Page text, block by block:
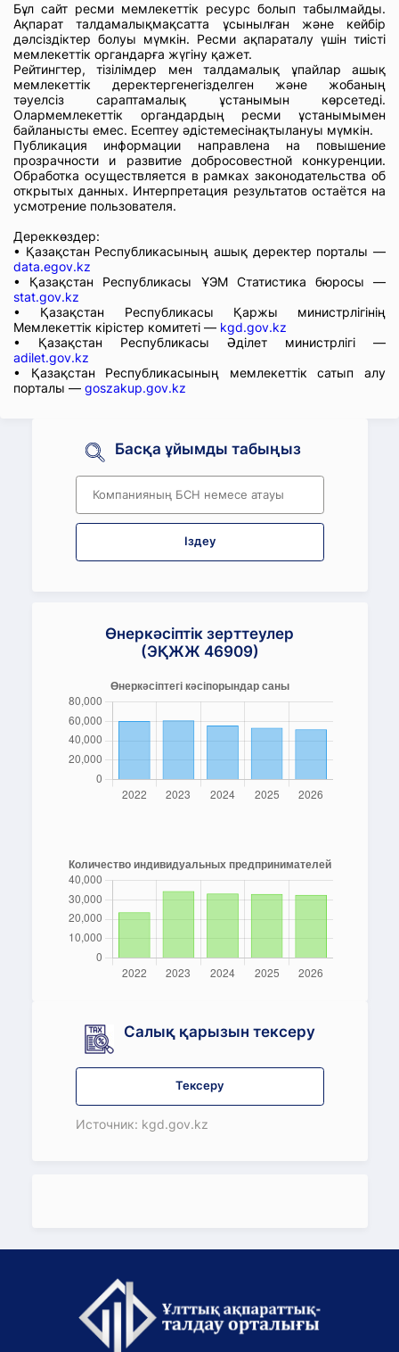
Бұл сайт ресми мемлекеттік ресурс болып табылмайды.
Ақпарат талдамалықмақсатта ұсынылған және кейбір
дәлсіздіктер болуы мүмкін. Ресми ақпараталу үшін тиісті
мемлекеттік органдарға жүгіну қажет.
Рейтингтер, тізілімдер мен талдамалық ұпайлар ашық
мемлекеттік деректергенегізделген және жобаның
тәуелсіз сараптамалық ұстанымын көрсетеді.
Олармемлекеттік органдардың ресми ұстанымымен
байланысты емес. Есептеу әдістемесінақтылануы мүмкін.
Публикация информации направлена на повышение
прозрачности и развитие добросовестной конкуренции.
Обработка осуществляется в рамках законодательства об
открытых данных. Интерпретация результатов остаётся на
усмотрение пользователя.
Дереккөздер:
• Қазақстан Республикасының ашық деректер порталы —
data.egov.kz
• Қазақстан Республикасы ҰЭМ Статистика бюросы —
stat.gov.kz
• Қазақстан Республикасы Қаржы министрлігінің
Мемлекеттік кірістер комитеті — kgd.gov.kz
• Қазақстан Республикасы Әділет министрлігі —
adilet.gov.kz
• Қазақстан Республикасының мемлекеттік сатып алу
порталы — goszakup.gov.kz
Басқа ұйымды табыңыз
Іздеу
Өнеркәсіптік зерттеулер
(ЭҚЖЖ 46909)
Салық қарызын тексеру
Тексеру
Источник: kgd.gov.kz